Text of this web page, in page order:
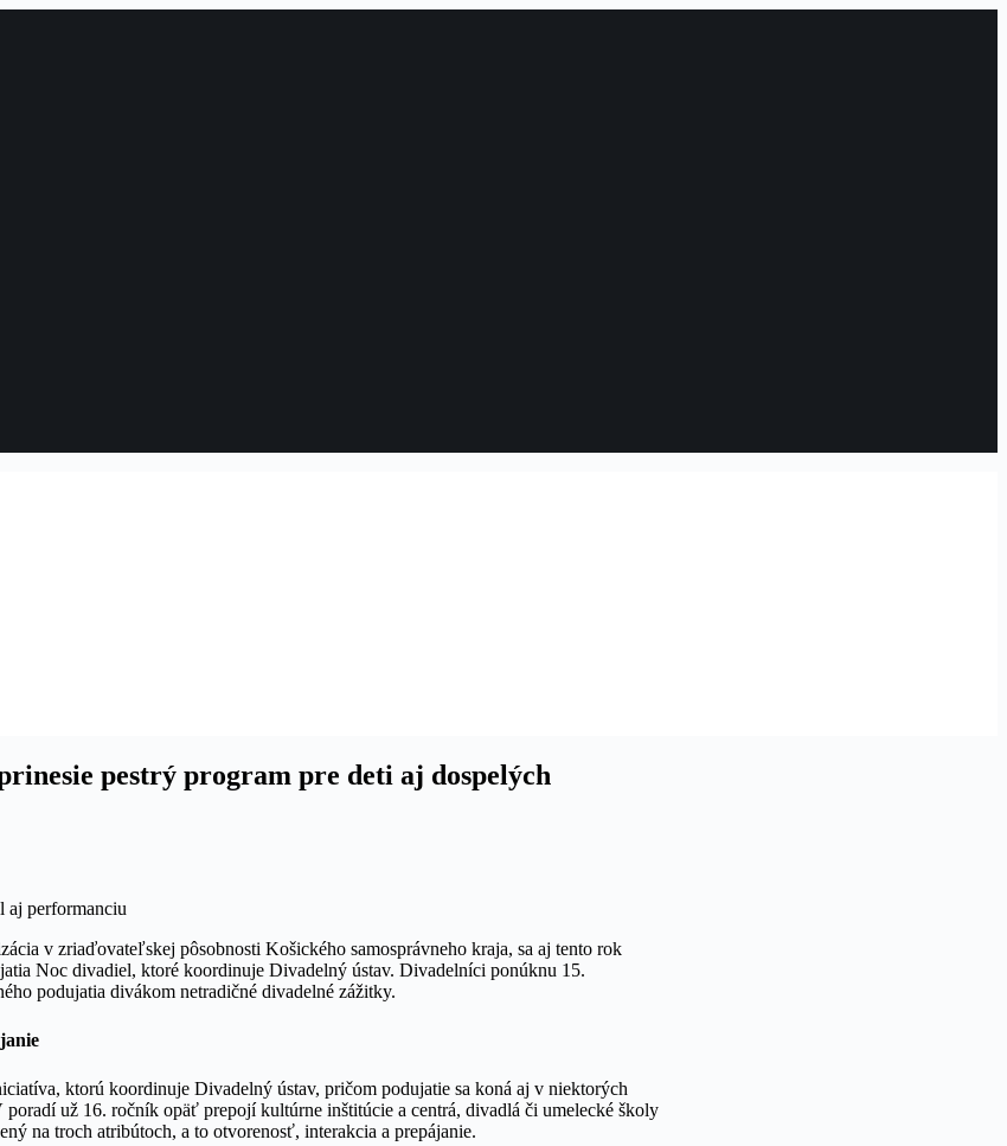
pestrý program pre deti aj dospelých
v zriaďovateľskej pôsobnosti Košického samosprávneho kraja, sa aj tento rok
Noc divadiel, ktoré koordinuje Divadelný ústav. Divadelníci ponúknu 15.
podujatia divákom netradičné divadelné zážitky.
ktorú koordinuje Divadelný ústav, pričom podujatie sa koná aj v niektorých
už 16. ročník opäť prepojí kultúrne inštitúcie a centrá, divadlá či umelecké školy
na troch atribútoch, a to otvorenosť, interakcia a prepájanie.